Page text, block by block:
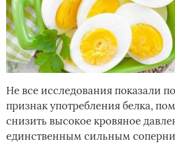
Не все исследования показали
признак употребления белка,
снизить высокое кровяное
единственным сильным